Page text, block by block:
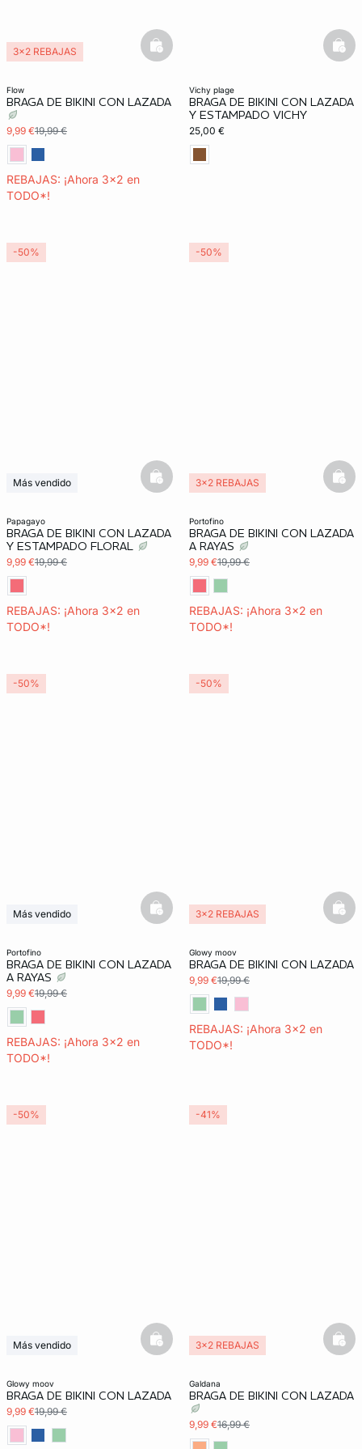
flow
BRAGA DE BIKINI CON LAZADA
9,99 €19,99 €
REBAJAS: ¡Ahora 3x2 en
TODO*!
3x2 REBAJAS basketfull
vichy plage
BRAGA DE BIKINI CON LAZADA
Y ESTAMPADO VICHY
25,00 €
papagayo
BRAGA DE BIKINI CON LAZADA
Y ESTAMPADO FLORAL
9,99 €19,99 €
REBAJAS: ¡Ahora 3x2 en
TODO*!
Más vendido
basketfull
-50%
portofino
BRAGA DE BIKINI CON LAZADA
A RAYAS
9,99 €19,99 €
REBAJAS: ¡Ahora 3x2 en
TODO*!
3x2 REBAJAS
-50%
portofino
BRAGA DE BIKINI CON LAZADA
A RAYAS
9,99 €19,99 €
REBAJAS: ¡Ahora 3x2 en
TODO*!
Más vendido
Exclu Web
basketfull
-50%
glowy moov
BRAGA DE BIKINI CON LAZADA
9,99 €19,99 €
REBAJAS: ¡Ahora 3x2 en
TODO*!
3x2 REBAJAS
-50%
glowy moov
BRAGA DE BIKINI CON LAZADA
9,99 €19,99 €
Más vendido
basketfull
-50%
galdana
BRAGA DE BIKINI CON LAZADA
9,99 €16,99 €
3x2 REBAJAS
-41%